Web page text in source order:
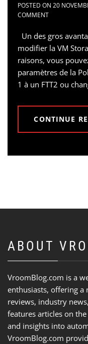
POSTED ON 20
COMMENT
Un des gros
modifier la VM
raisons, vous
paramètres de la
1 à un FTT2 ou
CONTINUE
ABOUT
VroomBlog.com is a
enthusiasts, offering a
reviews, industry
features articles on
and insights into
VroomBlog.com